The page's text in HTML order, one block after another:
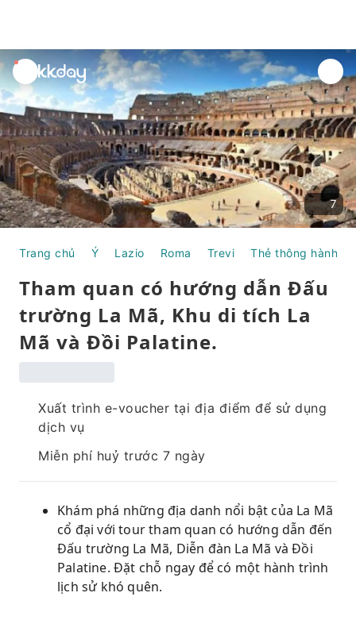
unread
notifications
7
Trang chủ Ý Lazio Roma Trevi Thẻ thông hành
Tham quan có hướng dẫn Đấu
trường La Mã, Khu di tích La
Mã và Đồi Palatine.
Xuất trình e-voucher tại địa điểm để sử dụng
dịch vụ
Miễn phí huỷ trước 7 ngày
Khám phá những địa danh nổi bật của La Mã
cổ đại với tour tham quan có hướng dẫn đến
Đấu trường La Mã, Diễn đàn La Mã và Đồi
Palatine. Đặt chỗ ngay để có một hành trình
lịch sử khó quên.